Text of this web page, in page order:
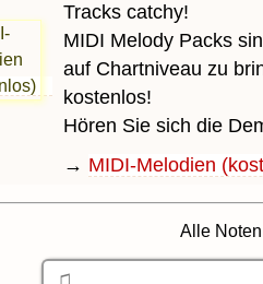
Tracks catchy!
MIDI Melody Packs
auf Chartniveau zu
kostenlos!
Hören Sie sich die
→ MIDI-Melodien
Alle